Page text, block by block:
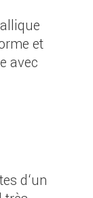
et
avec
d‘un